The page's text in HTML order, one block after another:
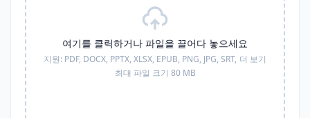
여기를 클릭하거나 파일을 끌어다 놓으세요
지원: PDF, DOCX, PPTX, XLSX, EPUB, PNG, JPG, SRT, 더 보기
최대 파일 크기 80 MB